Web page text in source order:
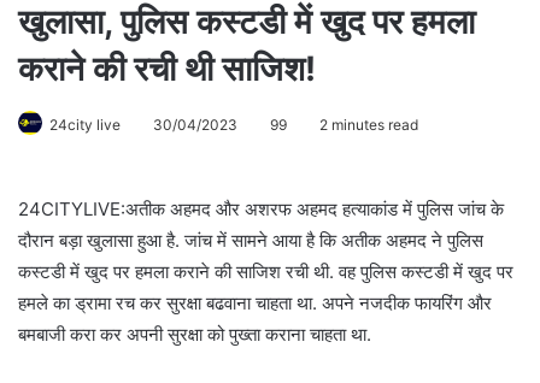
खुलासा, पुलिस कस्टडी में खुद पर हमला
कराने की रची थी साजिश!
24city live 30/04/2023 99 2 minutes read
24CITYLIVE:अतीक अहमद और अशरफ अहमद हत्याकांड में पुलिस जांच के
दौरान बड़ा खुलासा हुआ है. जांच में सामने आया है कि अतीक अहमद ने पुलिस
कस्टडी में खुद पर हमला कराने की साजिश रची थी. वह पुलिस कस्टडी में खुद पर
हमले का ड्रामा रच कर सुरक्षा बढवाना चाहता था. अपने नजदीक फायरिंग और
बमबाजी करा कर अपनी सुरक्षा को पुख्ता कराना चाहता था.